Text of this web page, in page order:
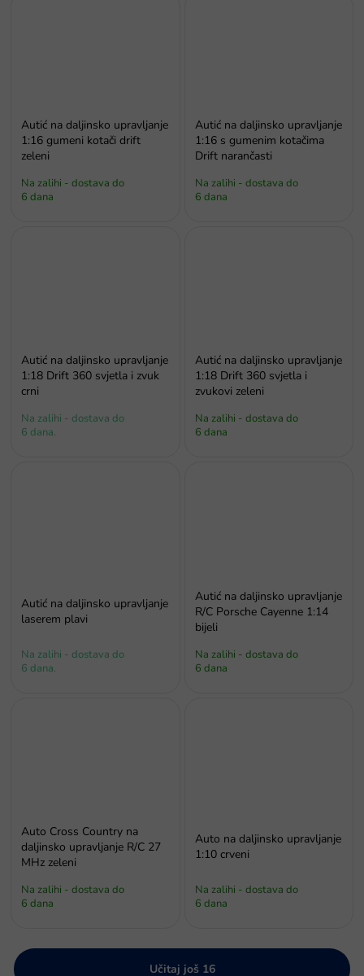
Autić na daljinsko upravljanje
1:16 gumeni kotači drift
zeleni
Na zalihi - dostava do
6 dana
Autić na daljinsko upravljanje
1:16 s gumenim kotačima
Drift narančasti
Na zalihi - dostava do
6 dana
Autić na daljinsko upravljanje
1:18 Drift 360 svjetla i zvuk
crni
Na zalihi - dostava do
6 dana.
Autić na daljinsko upravljanje
1:18 Drift 360 svjetla i
zvukovi zeleni
Na zalihi - dostava do
6 dana
Autić na daljinsko upravljanje
laserem plavi
Na zalihi - dostava do
6 dana.
Autić na daljinsko upravljanje
R/C Porsche Cayenne 1:14
bijeli
Na zalihi - dostava do
6 dana
Auto Cross Country na
daljinsko upravljanje R/C 27
MHz zeleni
Na zalihi - dostava do
6 dana
Auto na daljinsko upravljanje
1:10 crveni
Na zalihi - dostava do
6 dana
Učitaj još 16